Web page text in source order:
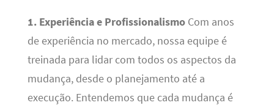
1. Experiência e ProfissionalismoCom anos
de experiência no mercado, nossa equipe é
treinada para lidar com todos os aspectos da
mudança, desde o planejamento até a
execução. Entendemos que cada mudança é